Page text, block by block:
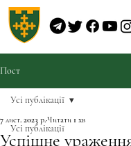
Пост
Усі публікації
Усі публікації
Успішне
7 лист. 2023 р.Читати 1 хв